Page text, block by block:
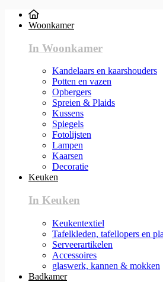
Woonkamer
In Woonkamer
Kandelaars en kaarshouders
Potten en vazen
Opbergers
Spreien & Plaids
Kussens
Spiegels
Fotolijsten
Lampen
Kaarsen
Decoratie
Keuken
In Keuken
Keukentextiel
Tafelkleden, tafellopers en
Serveerartikelen
Accessoires
glaswerk, kannen & mokken
Badkamer